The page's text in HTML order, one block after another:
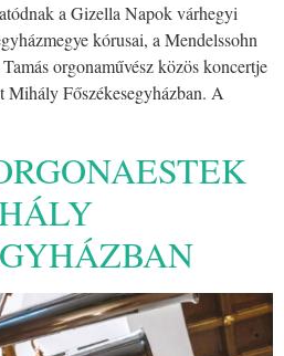
a Gizella Napok várhegyi
kórusai, a Mendelssohn
orgonaművész közös koncertje
Mihály Főszékesegyházban. A